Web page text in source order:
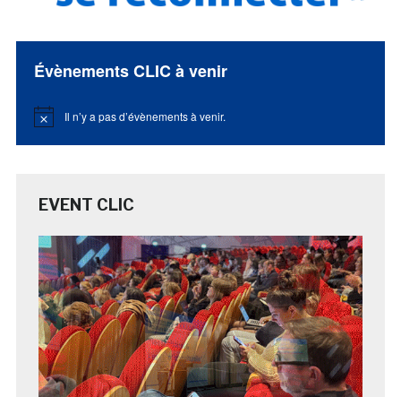
Évènements CLIC à venir
Notice Il n’y a pas d’évènements à venir.
EVENT CLIC